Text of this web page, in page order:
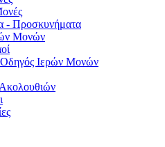
- Προσκυνήματα
Μονών
Οδηγός Ιερών Μονών